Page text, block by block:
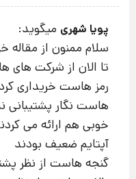
پویا شهری میگوید:
سلام ممنون از مقاله
تا الان از شرکت
رمز هاست خریداری
هاست نگار پشتیبانی
خوبی هم ارائه می
آپتایم ضعیف بودند
گنجه هاست از نظر